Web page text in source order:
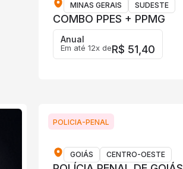
MINAS GERAIS SUDESTE
COMBO PPES + PPMG
Anual
Em até 12x deR$ 51,40
POLICIA-PENAL
GOIÁS CENTRO-OESTE